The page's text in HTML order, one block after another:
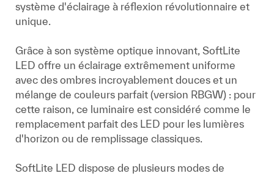
système d'éclairage à réflexion révolutionnaire et
unique.
Grâce à son système optique innovant, SoftLite
LED offre un éclairage extrêmement uniforme
avec des ombres incroyablement douces et un
mélange de couleurs parfait (version RBGW) : pour
cette raison, ce luminaire est considéré comme le
remplacement parfait des LED pour les lumières
d'horizon ou de remplissage classiques.
SoftLite LED dispose de plusieurs modes de